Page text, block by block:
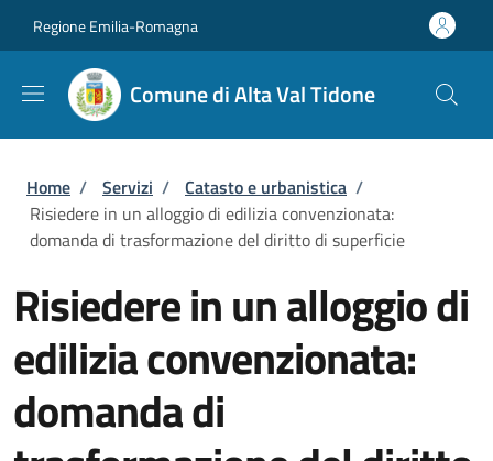
Regione Emilia-Romagna
Comune di Alta Val Tidone
Briciole di pane
Home / Servizi / Catasto e urbanistica /
Risiedere in un alloggio di edilizia convenzionata:
domanda di trasformazione del diritto di superficie
Risiedere in un alloggio di
edilizia convenzionata:
domanda di